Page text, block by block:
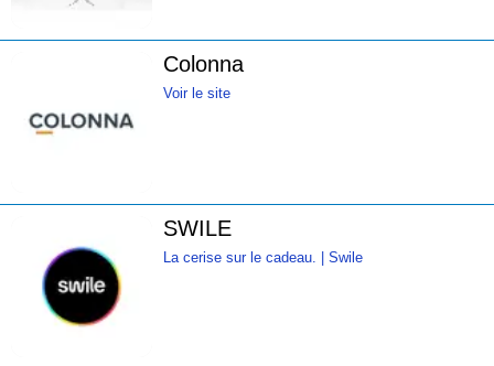
Colonna
Voir le site
SWILE
La cerise sur le cadeau. | Swile